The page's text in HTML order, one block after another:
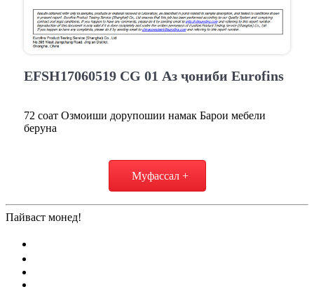
EFSH17060519 CG 01 Аз ҷониби Eurofins
72 соат Озмоиши дорупошии намак Барои мебели
беруна
Муфассал +
Пайваст монед!